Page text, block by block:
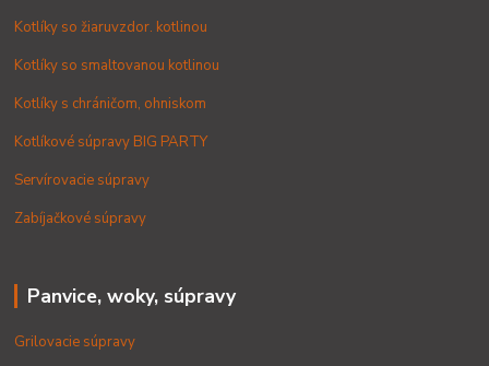
Kotlíky so žiaruvzdor. kotlinou
Kotlíky so smaltovanou kotlinou
Kotlíky s chráničom, ohniskom
Kotlíkové súpravy BIG PARTY
Servírovacie súpravy
Zabíjačkové súpravy
Panvice, woky, súpravy
Grilovacie súpravy